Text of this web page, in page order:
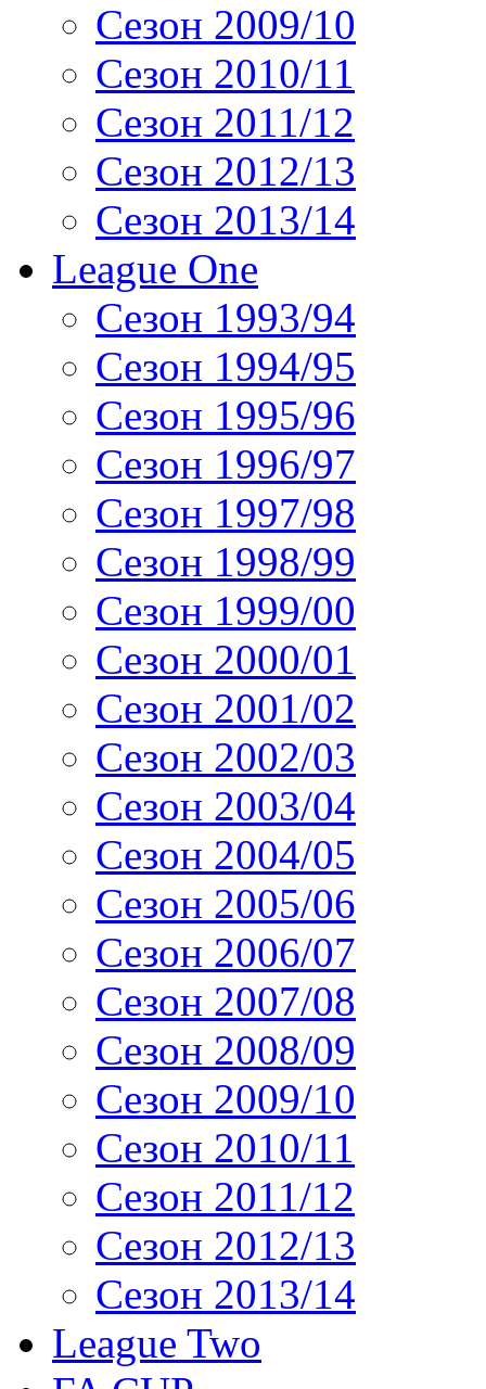
Сезон 2009/10
Сезон 2010/11
Сезон 2011/12
Сезон 2012/13
Сезон 2013/14
League One
Сезон 1993/94
Сезон 1994/95
Сезон 1995/96
Сезон 1996/97
Сезон 1997/98
Сезон 1998/99
Сезон 1999/00
Сезон 2000/01
Сезон 2001/02
Сезон 2002/03
Сезон 2003/04
Сезон 2004/05
Сезон 2005/06
Сезон 2006/07
Сезон 2007/08
Сезон 2008/09
Сезон 2009/10
Сезон 2010/11
Сезон 2011/12
Сезон 2012/13
Сезон 2013/14
League Two